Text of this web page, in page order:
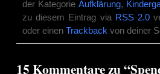
der Kategorie Aufklärung,
zu diesem Eintrag via RSS 2.0
oder einen Trackback von deiner
15 Kommentare zu